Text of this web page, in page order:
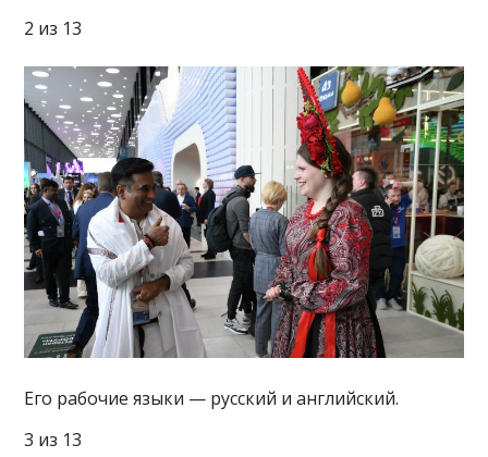
2 из 13
Его рабочие языки — русский и английский.
3 из 13